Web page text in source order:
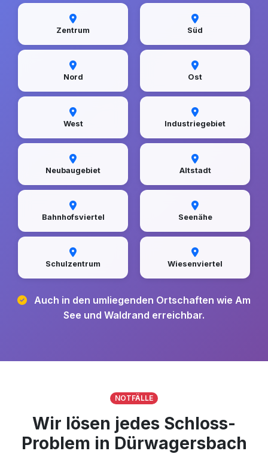
Zentrum Süd
Nord Ost
West Industriegebiet
Neubaugebiet Altstadt
Bahnhofsviertel Seenähe
Schulzentrum Wiesenviertel
Auch in den umliegenden Ortschaften wie Am
See und Waldrand erreichbar.
NOTFÄLLE
Wir lösen jedes Schloss-
Problem in Dürwagersbach